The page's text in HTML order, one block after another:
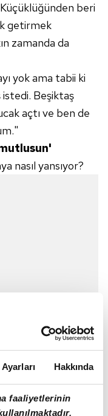
Hakkında
faaliyetlerinin
beri
getirmek
zamanda da
yok ama tabii ki
istedi. Beşiktaş
açtı ve ben de
nasıl yansıyor?
Saha
dayanamıyorum.